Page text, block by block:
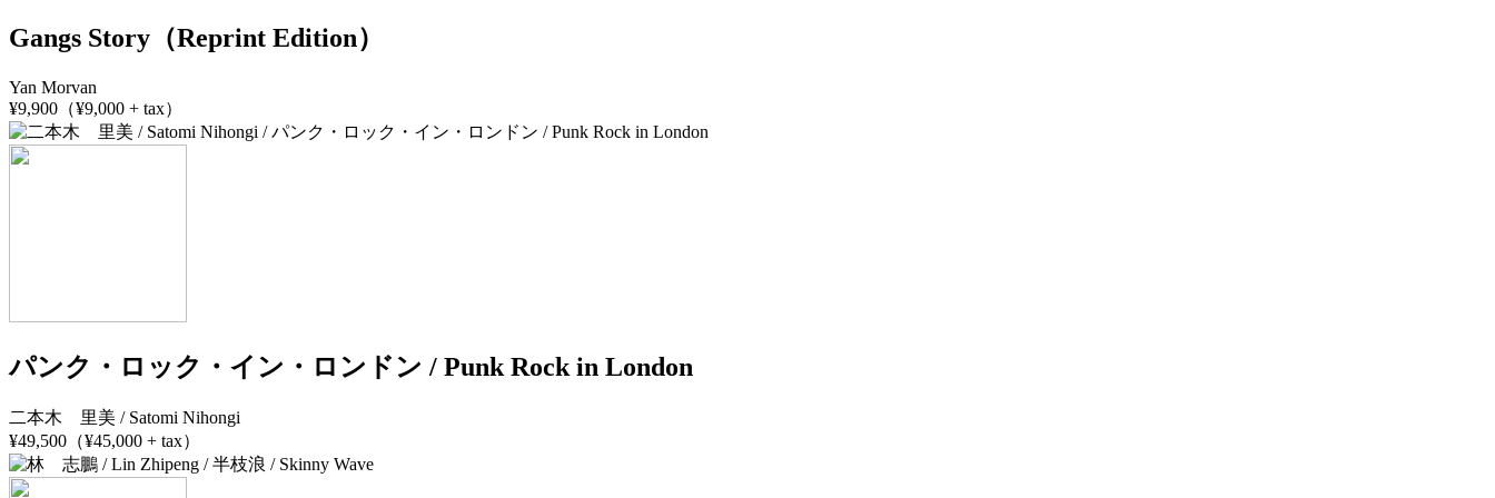
Gangs Story（Reprint Edition）
Yan Morvan
¥9,900（¥9,000 + tax）
パンク・ロック・イン・ロンドン / Punk Rock in London
二本木 里美 / Satomi Nihongi
¥49,500（¥45,000 + tax）